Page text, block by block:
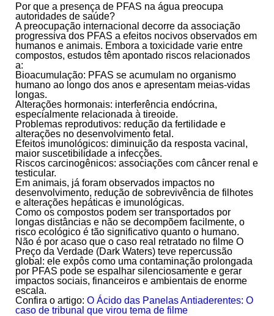
Por que a presença de PFAS na água preocupa
autoridades de saúde?
A preocupação internacional decorre da associação
progressiva dos PFAS a efeitos nocivos observados em
humanos e animais. Embora a toxicidade varie entre
compostos, estudos têm apontado riscos relacionados
a:
Bioacumulação: PFAS se acumulam no organismo
humano ao longo dos anos e apresentam meias-vidas
longas.
Alterações hormonais: interferência endócrina,
especialmente relacionada à tireoide.
Problemas reprodutivos: redução da fertilidade e
alterações no desenvolvimento fetal.
Efeitos imunológicos: diminuição da resposta vacinal,
maior suscetibilidade a infecções.
Riscos carcinogênicos: associações com câncer renal e
testicular.
Em animais, já foram observados impactos no
desenvolvimento, redução de sobrevivência de filhotes
e alterações hepáticas e imunológicas.
Como os compostos podem ser transportados por
longas distâncias e não se decompõem facilmente, o
risco ecológico é tão significativo quanto o humano.
Não é por acaso que o caso real retratado no filme O
Preço da Verdade (Dark Waters) teve repercussão
global: ele expôs como uma contaminação prolongada
por PFAS pode se espalhar silenciosamente e gerar
impactos sociais, financeiros e ambientais de enorme
escala.
Confira o artigo: O Ácido das Panelas Antiaderentes: O
caso de tribunal que virou tema de filme